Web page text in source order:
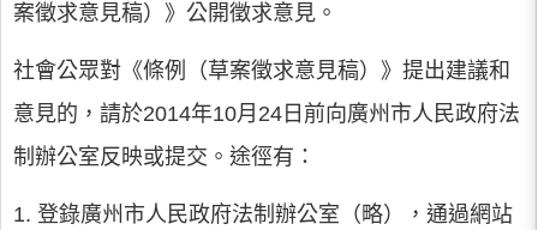
案徵求意見稿）》公開徵求意見。
社會公眾對《條例（草案徵求意見稿）》提出建議和
意見的，請於2014年10月24日前向廣州市人民政府法
制辦公室反映或提交。途徑有：
1. 登錄廣州市人民政府法制辦公室（略），通過網站